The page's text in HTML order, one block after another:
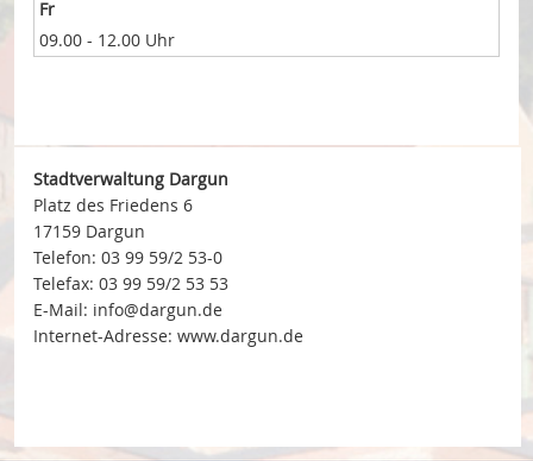
Fr
09.00 - 12.00 Uhr
Stadtverwaltung Dargun
Platz des Friedens 6
17159 Dargun
Telefon: 03 99 59/2 53-0
Telefax: 03 99 59/2 53 53
E-Mail: info@dargun.de
Internet-Adresse: www.dargun.de